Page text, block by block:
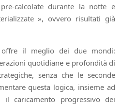
calcolate durante la notte e
», ovvero risultati già
offre il meglio dei due mondi:
quotidiane e profondità di
senza che le seconde
questa logica, insieme ad
il caricamento progressivo dei